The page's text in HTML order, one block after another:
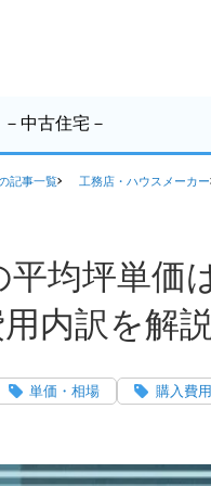
－中古住宅－
記事一覧 工務店・ハウスメーカー
均坪単価
内訳を解説
単価・相場 購入費用